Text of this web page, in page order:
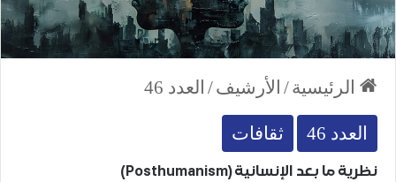
الرئيسية/ الأرشيف/ العدد 46
العدد 46 ثقافات
نظرية ما بعد الإنسانية (Posthumanism)